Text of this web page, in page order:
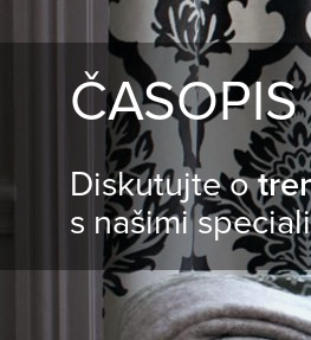
Diskutujte o
s našimi